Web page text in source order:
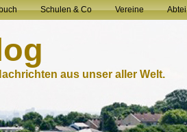
Schulen & Co Vereine Abtei
aus unser aller Welt.